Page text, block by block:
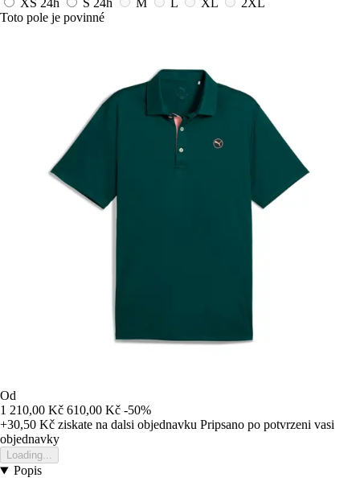
XS 24h S 24h M L XL
2XL
Toto pole je povinné
Od
1 210,00 Kč 610,00 Kč -50%
+30,50 Kč ziskate na dalsi objednavku Pripsano po potvrzeni vasi
objednavky
Loading...
Popis